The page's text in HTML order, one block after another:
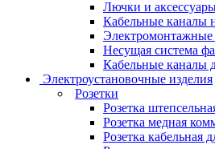
Лючки и
Кабельные каналы
Несущая система
Кабельные каналы
Электроустановочные изделия
Розетки
Розетка
Розетка медная
Розетка кабельная